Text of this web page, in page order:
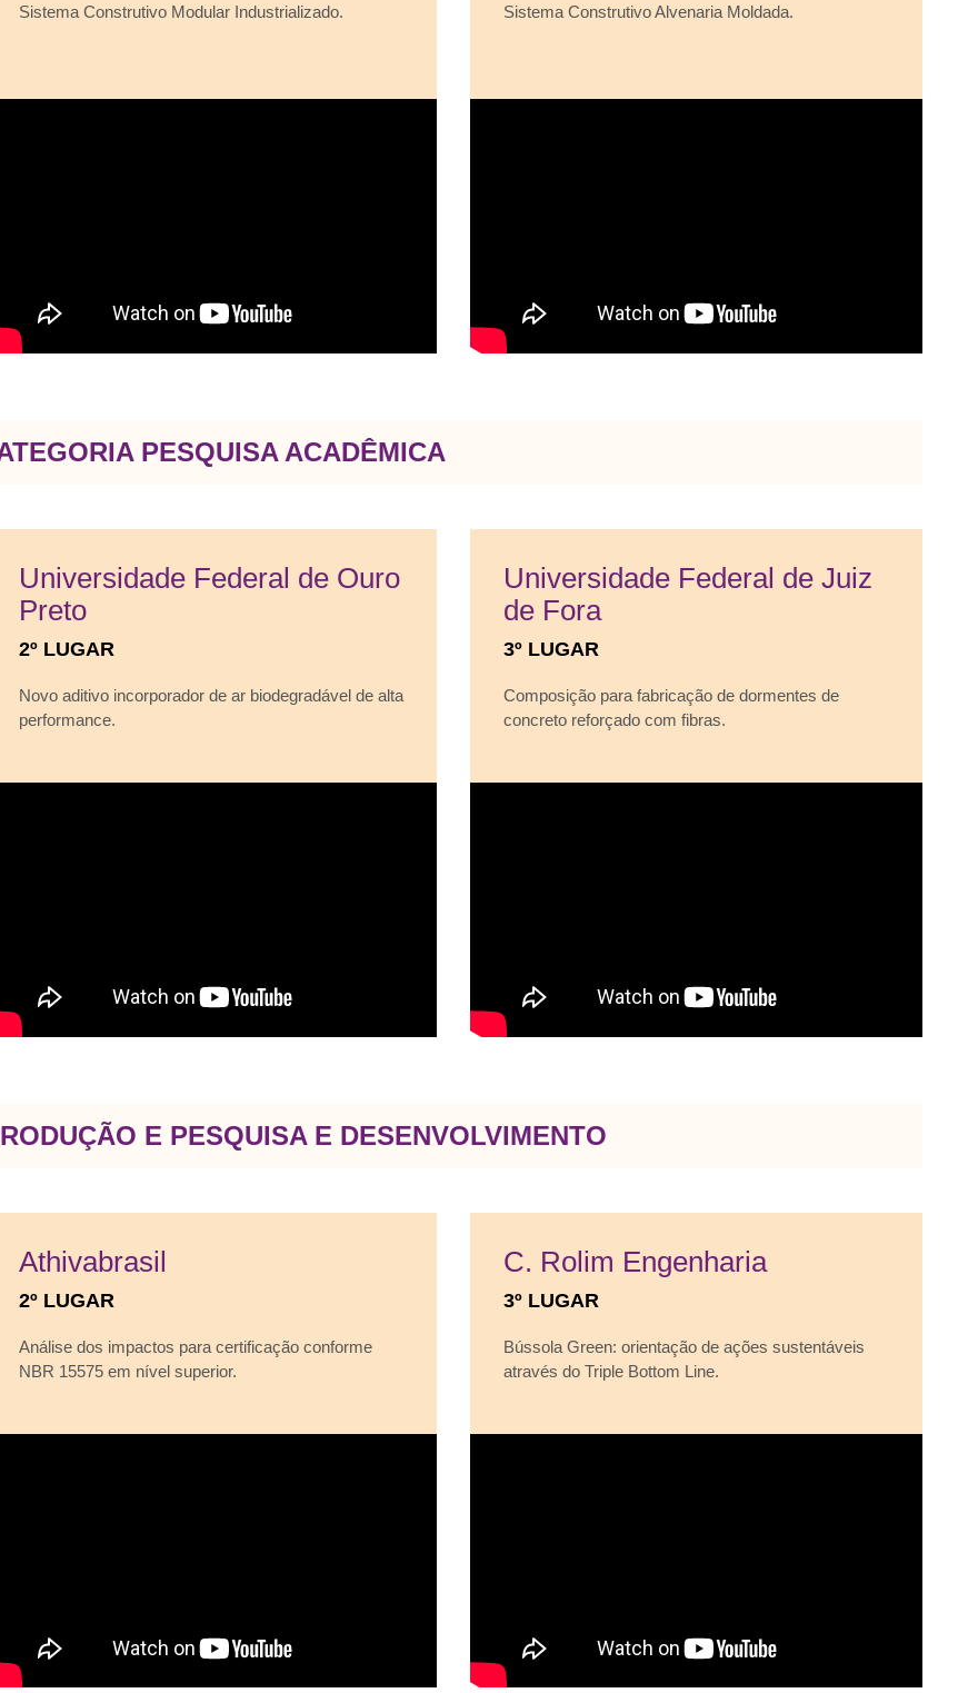
Sistema Construtivo Modular Industrializado. Sistema Construtivo Alvenaria Moldada.
PESQUISA ACADÊMICA
Universidade Federal de Ouro
Preto
2º LUGAR
Novo aditivo incorporador de ar biodegradável de alta
performance.
Universidade Federal de Juiz
de Fora
3º LUGAR
Composição para fabricação de dormentes de
concreto reforçado com fibras.
E PESQUISA E DESENVOLVIMENTO
Athivabrasil
2º LUGAR
Análise dos impactos para certificação conforme
NBR 15575 em nível superior.
C. Rolim Engenharia
3º LUGAR
Bússola Green: orientação de ações sustentáveis
através do Triple Bottom Line.